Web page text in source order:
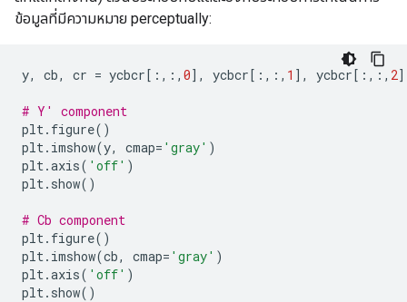
ข้อมูลที่มีความหมาย perceptually:
y, cb, cr = ycbcr[:,:, 0], ycbcr[:,:, 1 ], ycbcr[:,:, 2]
# Y' component
plt. figure()
plt. imshow(y, cmap= 'gray' )
plt.axis( 'off' )
plt. show()
# Cb component
plt. figure()
plt. imshow(cb, cmap= 'gray' )
plt.axis( 'off' )
plt. show()